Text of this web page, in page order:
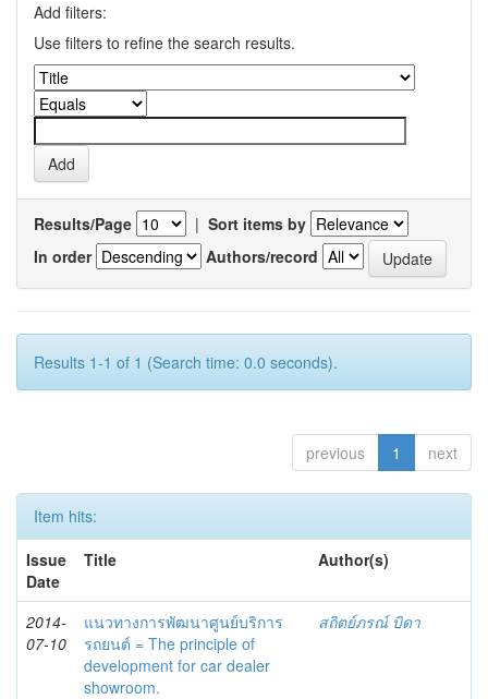
Add filters:
Use filters to refine the search results.
Results/Page | Sort items by
In order
Authors/record
Results 1-1 of 1 (Search time: 0.0 seconds).
previous 1 next
Item hits:
Issue
Date
Title Author(s)
2014-
07-10
แนวทางการพัฒนาศูนย์บริการ
รถยนต์ = The principle of
development for car dealer
showroom.
สถิตย์ภรณ์ บิดา